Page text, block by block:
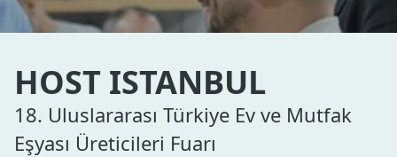
HOST ISTANBUL
18. Uluslararası Türkiye Ev ve Mutfak
Eşyası Üreticileri Fuarı